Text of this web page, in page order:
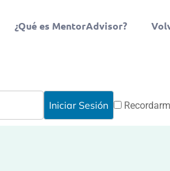
¿Qué es MentorAdvisor?